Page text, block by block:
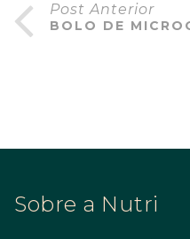
Post Anterior
BOLO DE
Sobre a Nutri